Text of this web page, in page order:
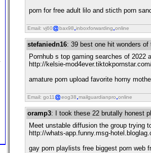
porn for free adult lilo and sticth porn
Email: vj60 bax98 inboxforwarding online
stefaniedn16: 39 best one hit wonders
Pornhub s top gaming searches of 2022
http://kelsie-
amature porn upload favorite horny
Email: go11 eog38 mailguardianpro online
oramp3: I took these 22 brutally honest
Meet unstable diffusion the group trying
http://whats-app.funny.msg-
gay porn playlists free biggest porn web